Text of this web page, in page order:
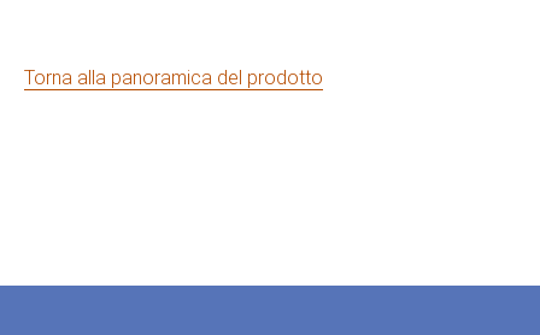
Torna alla panoramica del prodotto